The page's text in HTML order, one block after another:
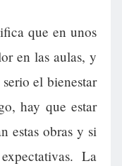
que en unos
en las aulas, y
el bienestar
hay que estar
estas obras y si
La